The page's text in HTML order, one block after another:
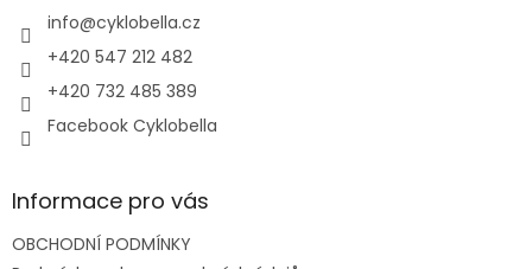
info@cyklobella.cz
+420 547 212 482
+420 732 485 389
Facebook Cyklobella
Informace pro vás
OBCHODNÍ PODMÍNKY